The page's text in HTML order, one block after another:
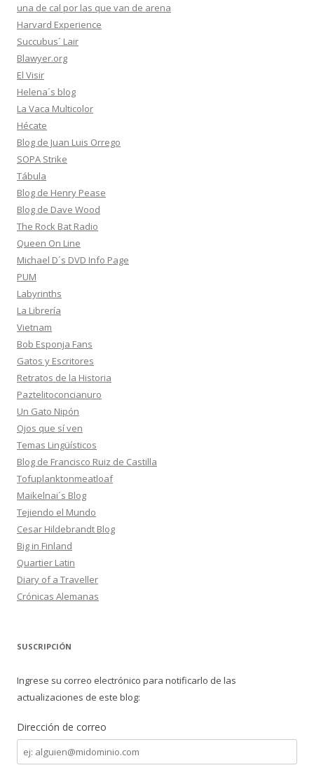
una de cal por las que van de arena
Harvard Experience
Succubus´ Lair
Blawyer.org
El Visir
Helena´s blog
La Vaca Multicolor
Hécate
Blog de Juan Luis Orrego
SOPA Strike
Tábula
Blog de Henry Pease
Blog de Dave Wood
The Rock Bat Radio
Queen On Line
Michael D´s DVD Info Page
PUM
Labyrinths
La Librería
Vietnam
Bob Esponja Fans
Gatos y Escritores
Retratos de la Historia
Paztelitoconcianuro
Un Gato Nipón
Ojos que sí ven
Temas Lingüísticos
Blog de Francisco Ruiz de Castilla
Tofuplanktonmeatloaf
Maikelnai´s Blog
Tejiendo el Mundo
Cesar Hildebrandt Blog
Big in Finland
Quartier Latin
Diary of a Traveller
Crónicas Alemanas
SUSCRIPCIÓN
Ingrese su correo electrónico para notificarlo de las
actualizaciones de este blog:
Dirección de correo
Dirección
de
correo